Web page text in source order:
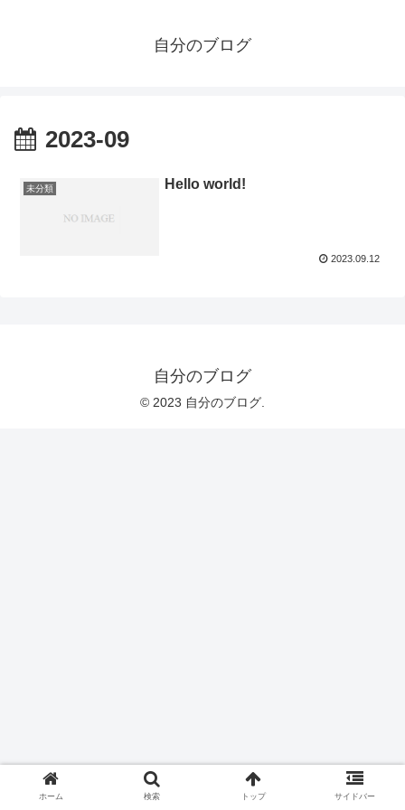
自分のブログ
2023-09
未分類 Hello world!
2023.09.12
自分のブログ
© 2023 自分のブログ.
ホーム 検索 トップ サイドバー